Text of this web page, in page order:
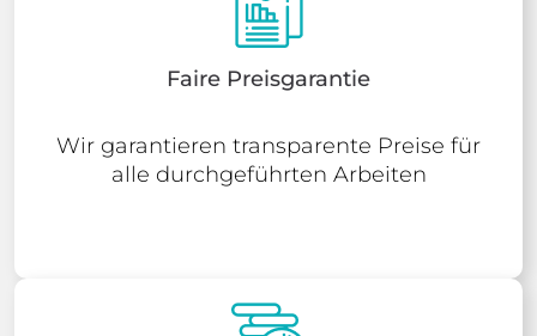
Faire Preisgarantie
Wir garantieren transparente Preise für
alle durchgeführten Arbeiten